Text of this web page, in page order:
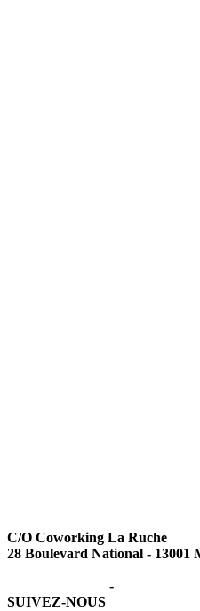
C/O Coworking La Ruche
28 Boulevard National -
-
SUIVEZ-NOUS